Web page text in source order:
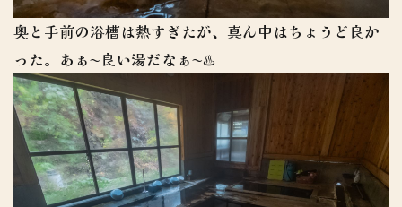
奥と手前の浴槽は熱すぎたが、真ん中はちょうど良か
った。あぁ〜良い湯だなぁ〜♨️